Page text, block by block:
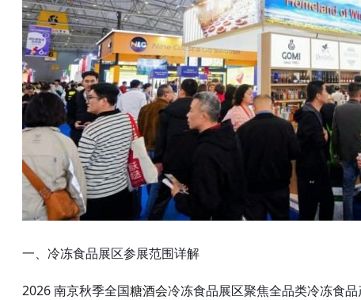
一、冷冻食品展区参展范围详解
2026 南京秋季全国糖酒会冷冻食品展区聚焦全品类冷冻食